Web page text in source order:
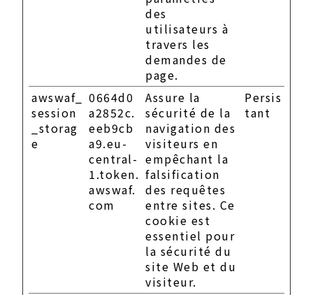
des
utilisateurs à
travers les
demandes de
page.
awswaf_
session
_storag
e
0664d0
a2852c.
eeb9cb
a9.eu-
central-
1.token.
awswaf.
com
Assure la
sécurité de la
navigation des
visiteurs en
empêchant la
falsification
des requêtes
entre sites. Ce
cookie est
essentiel pour
la sécurité du
site Web et du
visiteur.
Persis
tant